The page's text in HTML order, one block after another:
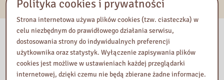
Nasza biblioteka
Polityka cookies i prywatności
Strona internetowa używa plików cookies (tzw. ciasteczka) w
celu niezbędnym do prawidłowego działania serwisu,
dostosowania strony do indywidualnych preferencji
użytkownika oraz statystyk. Wyłączenie zapisywania plików
cookies jest możliwe w ustawieniach każdej przeglądarki
internetowej, dzięki czemu nie będą zbierane żadne informacje.